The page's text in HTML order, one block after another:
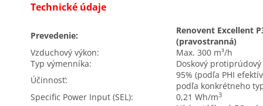
Technické údaje
Prevedenie:
Renovent Excellent
(pravostranná)
Vzduchový výkon:
Max. 300 m³/h
Typ výmenníka:
Doskový protiprúdový
Účinnosť:
95% (podľa PHI
podľa konkrétneho
Specific Power Input (SEL):
0,21 Wh/m3